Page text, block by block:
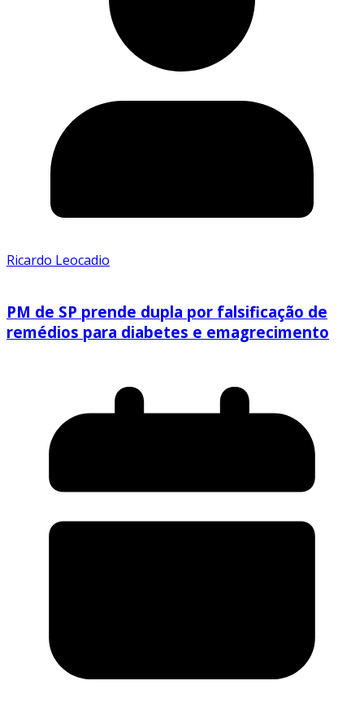
Ricardo Leocadio
PM de SP prende dupla por falsificação de
remédios para diabetes e emagrecimento